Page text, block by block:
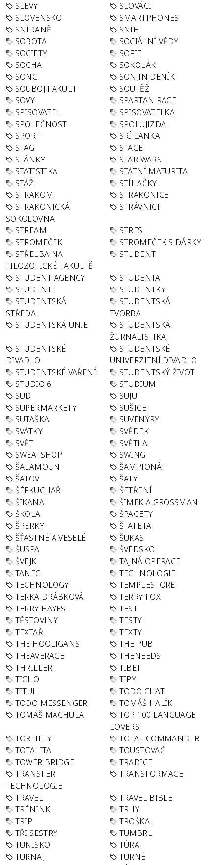
SLEVY
SLOVÁCI
SLOVENSKO
SMARTPHONES
SNÍDANĚ
SNÍH
SOBOTA
SOCIÁLNÍ VĚDY
SOCIETY
SOFIE
SOCHA
SOKOLÁK
SONG
SONJIN DENÍK
SOUBOJ FAKULT
SOUTĚŽ
SOVY
SPARTAN RACE
SPISOVATEL
SPISOVATELKA
SPOLEČNOST
SPOLUJIZDA
SPORT
SRÍ LANKA
STAG
STAGE
STÁNKY
STAR WARS
STATISTIKA
STÁTNÍ MATURITA
STÁŽ
STÍHAČKY
STRAKOM
STRAKONICE
STRAKONICKÁ
SOKOLOVNA
STRÁVNÍCI
STREAM
STRES
STROMEČEK
STROMEČEK S DÁRKY
STŘELBA NA
FILOZOFICKÉ FAKULTĚ
STUDENT
STUDENT AGENCY
STUDENTA
STUDENTI
STUDENTKY
STUDENTSKÁ
STŘEDA
STUDENTSKÁ
TVORBA
STUDENTSKÁ UNIE
STUDENTSKÁ
ŽURNALISTIKA
STUDENTSKÉ
DIVADLO
STUDENTSKÉ
UNIVERZITNÍ DIVADLO
STUDENTSKÉ VAŘENÍ
STUDENTSKÝ ŽIVOT
STUDIO 6
STUDIUM
SUD
SUJU
SUPERMARKETY
SUŠICE
SUTAŠKA
SUVENÝRY
SVÁTKY
SVĚDEK
SVĚT
SVĚTLA
SWEATSHOP
SWING
ŠALAMOUN
ŠAMPIONÁT
ŠATOV
ŠATY
ŠÉFKUCHAŘ
ŠETŘENÍ
ŠIKANA
ŠIMEK A GROSSMAN
ŠKOLA
ŠPAGETY
ŠPERKY
ŠTAFETA
ŠŤASTNÉ A VESELÉ
ŠUKAS
ŠUSPA
ŠVÉDSKO
ŠVEJK
TAJNÁ OPERACE
TANEC
TECHNOLOGIE
TECHNOLOGY
TEMPLESTORE
TERKA DRÁBKOVÁ
TERRY FOX
TERRY HAYES
TEST
TĚSTOVINY
TESTY
TEXTAŘ
TEXTY
THE HOOLIGANS
THE PUB
THEAVERAGE
THENEEDS
THRILLER
TIBET
TICHO
TIPY
TITUL
TODO CHAT
TODO MESSENGER
TOMÁŠ HALÍK
TOMÁŠ MACHULA
TOP 100 LANGUAGE
LOVERS
TORTILLY
TOTAL COMMANDER
TOTALITA
TOUSTOVAČ
TOWER BRIDGE
TRADICE
TRANSFER
TECHNOLOGIE
TRANSFORMACE
TRAVEL
TRAVEL BIBLE
TRÉNINK
TRHY
TRIP
TROŠKA
TŘI SESTRY
TUMBRL
TUNISKO
TÚRA
TURNAJ
TURNÉ